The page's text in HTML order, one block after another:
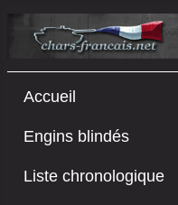
Accueil
Engins blindés
Liste chronologique